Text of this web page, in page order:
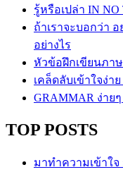
รู้หรือเปล่า IN
ถ้าเราจะบอกว่า
อย่างไร
หัวข้อฝึกเขียนภา
เคล็ดลับเข้าใจง่า
GRAMMAR ง่าย
TOP POSTS
มาทำความเข้าใจ